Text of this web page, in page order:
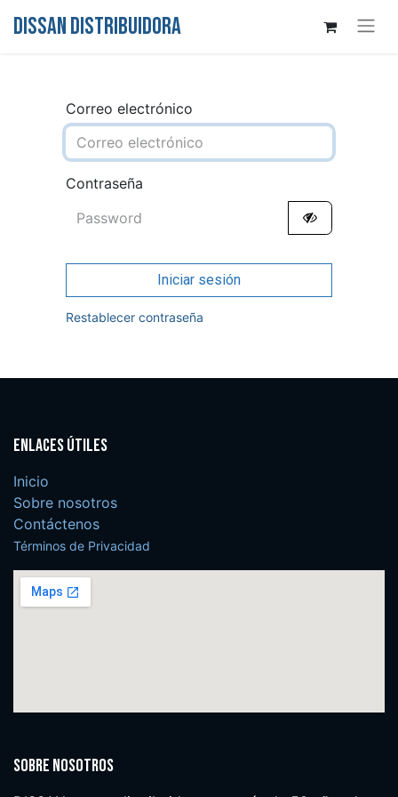
DISSAN DISTRIBUIDORA
Correo electrónico
Contraseña
Iniciar sesión
Restablecer contraseña
Enlaces útiles
Inicio
Sobre nosotros
Contáctenos
Términos de Privacidad
Sobre nosotros